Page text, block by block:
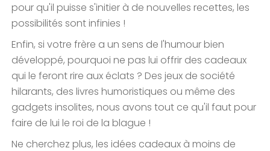
pour qu'il puisse s'initier à de nouvelles recettes, les
possibilités sont infinies !
Enfin, si votre frère a un sens de l'humour bien
développé, pourquoi ne pas lui offrir des cadeaux
qui le feront rire aux éclats ? Des jeux de société
hilarants, des livres humoristiques ou même des
gadgets insolites, nous avons tout ce qu'il faut pour
faire de lui le roi de la blague !
Ne cherchez plus, les idées cadeaux à moins de